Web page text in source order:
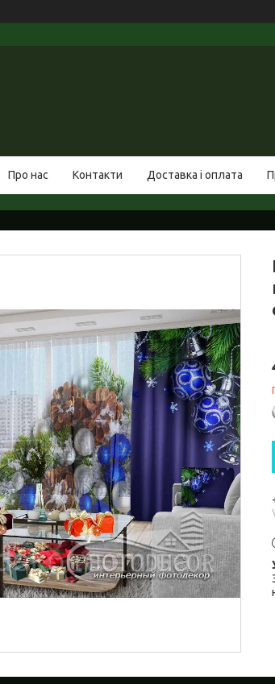
Про нас Контакти Доставка і оплата